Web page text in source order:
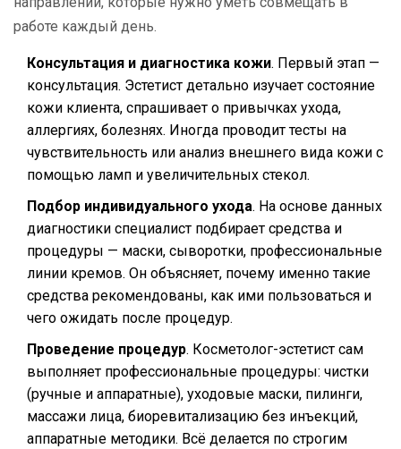
работе каждый день.
Консультация и диагностика кожи. Первый этап —
консультация. Эстетист детально изучает состояние
кожи клиента, спрашивает о привычках ухода,
аллергиях, болезнях. Иногда проводит тесты на
чувствительность или анализ внешнего вида кожи с
помощью ламп и увеличительных стекол.
Подбор индивидуального ухода. На основе данных
диагностики специалист подбирает средства и
процедуры — маски, сыворотки, профессиональные
линии кремов. Он объясняет, почему именно такие
средства рекомендованы, как ими пользоваться и
чего ожидать после процедур.
Проведение процедур. Косметолог-эстетист сам
выполняет профессиональные процедуры: чистки
(ручные и аппаратные), уходовые маски, пилинги,
массажи лица, биоревитализацию без инъекций,
аппаратные методики. Всё делается по строгим